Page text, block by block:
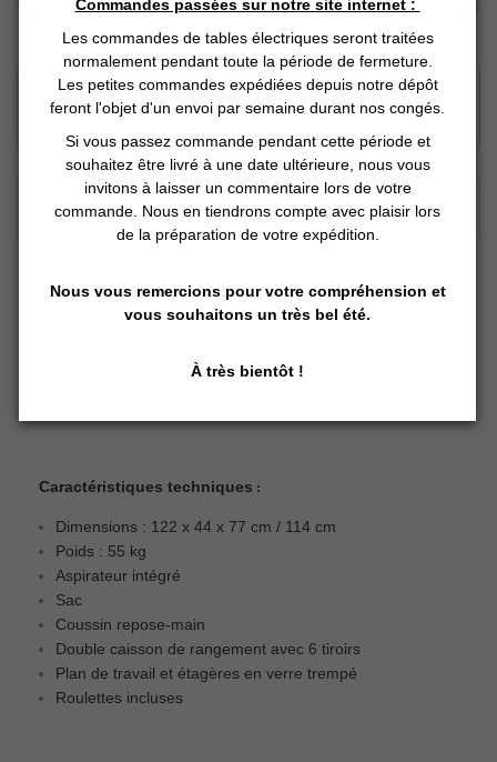
Click and Collect
Vous Réservez en ligne
Nous préparons
Vous retirez en magasin
DESCRIPTION DÉTAILLÉE :
Table de manucure Pezi
bois contreplaqué "Pezi"
Caractéristiques techniques :
Dimensions : 122 x 44 x 77 cm / 114 cm
Poids : 55 kg
Aspirateur intégré
Sac
Coussin repose-main
Double caisson de rangement avec 6 tiroirs
Plan de travail et étagères en verre trempé
Roulettes incluses
Commandes passées sur notre site internet :
Les commandes de tables électriques seront traitées
normalement pendant toute la période de fermeture.
Les petites commandes expédiées depuis notre dépôt
feront l'objet d'un envoi par semaine durant nos congés.
Si vous passez commande pendant cette période et
souhaitez être livré à une date ultérieure, nous vous
invitons à laisser un commentaire lors de votre
commande. Nous en tiendrons compte avec plaisir lors
de la préparation de votre expédition.
Nous vous remercions pour votre compréhension et
vous souhaitons un très bel été.
À très bientôt !